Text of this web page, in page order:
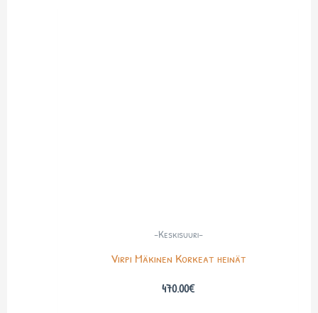
-Keskisuuri-
Virpi Mäkinen Korkeat heinät
470.00€